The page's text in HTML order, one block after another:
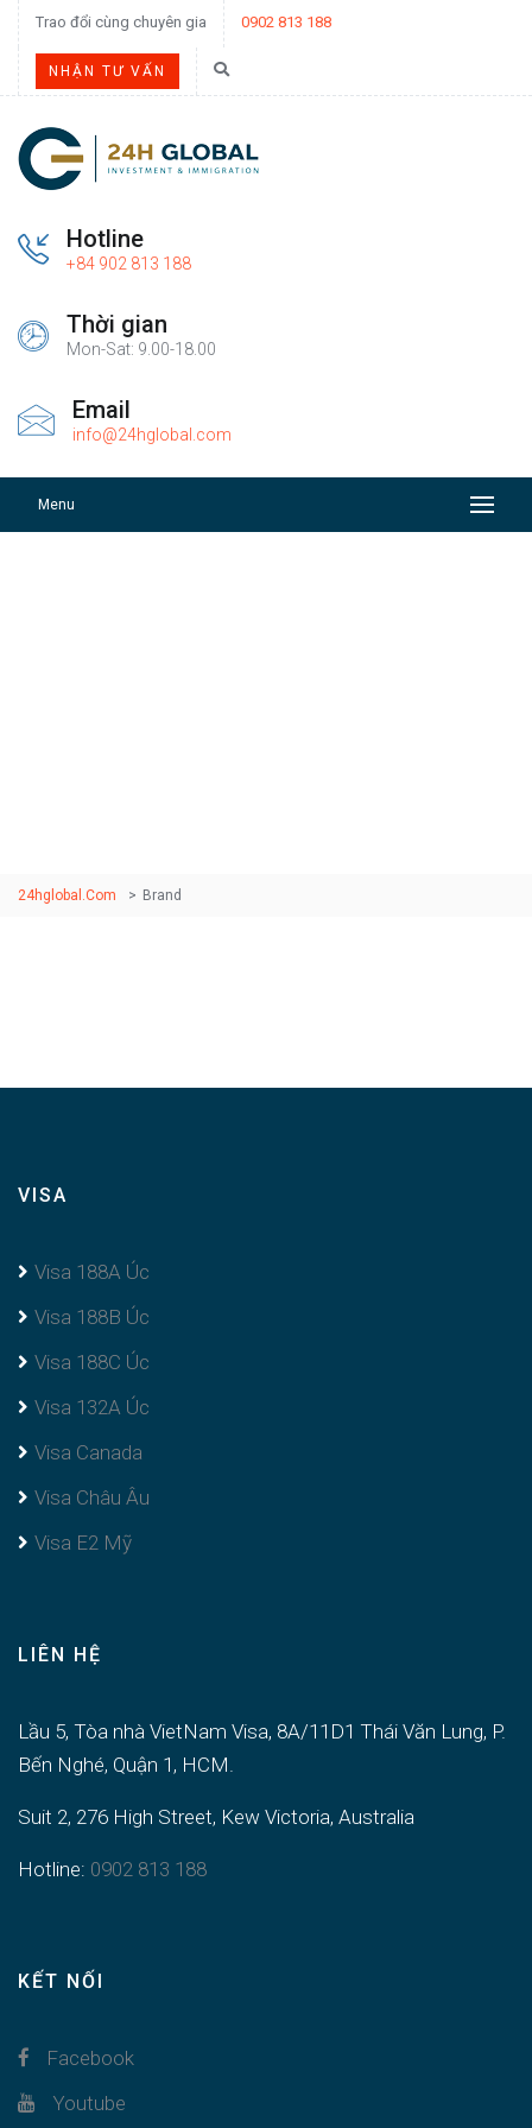
Trao đổi cùng chuyên gia 0902 813 188
NHẬN TƯ VẤN
Hotline
+84 902 813 188
Thời gian
Mon-Sat: 9.00-18.00
Email
info@24hglobal.com
Menu
24hglobal.com > Brand
VISA
Visa 188A Úc
Visa 188B Úc
Visa 188C Úc
Visa 132A Úc
Visa Canada
Visa Châu Âu
Visa E2 Mỹ
LIÊN HỆ
Lầu 5, Tòa nhà VietNam Visa, 8A/11D1 Thái Văn Lung, P.
Bến Nghé, Quận 1, HCM.
Suit 2, 276 High Street, Kew Victoria, Australia
Hotline: 0902 813 188
KẾT NỐI
Facebook
Youtube